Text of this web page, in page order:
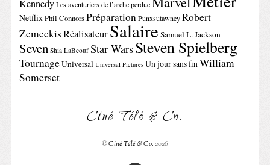
Kennedy Les aventuriers de l’arche perdue
NetflixPhil ConnorsPréparation Punxsutawney Robert
ZemeckisRéalisateurSalaire Samuel L. Jackson
Seven Shia LaBeouf Star WarsSteven Spielberg
TournageUniversal Universal Pictures Un jour sans finWilliam
Somerset
Ciné Télé & Co.
©Ciné Télé & Co.2026